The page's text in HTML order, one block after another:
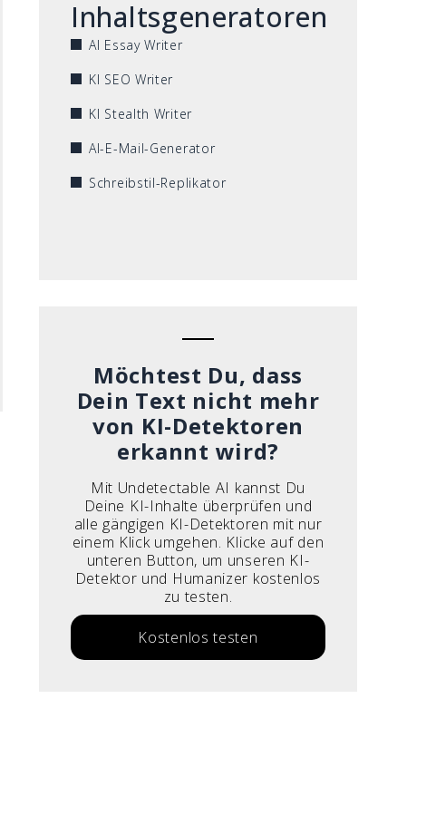
Inhaltsgeneratoren
AI Essay Writer
KI SEO Writer
KI Stealth Writer
AI-E-Mail-Generator
Schreibstil-Replikator
Möchtest Du, dass
Dein Text nicht mehr
von KI-Detektoren
erkannt wird?
Mit Undetectable AI kannst Du
Deine KI-Inhalte überprüfen und
alle gängigen KI-Detektoren mit nur
einem Klick umgehen. Klicke auf den
unteren Button, um unseren KI-
Detektor und Humanizer kostenlos
zu testen.
Kostenlos testen